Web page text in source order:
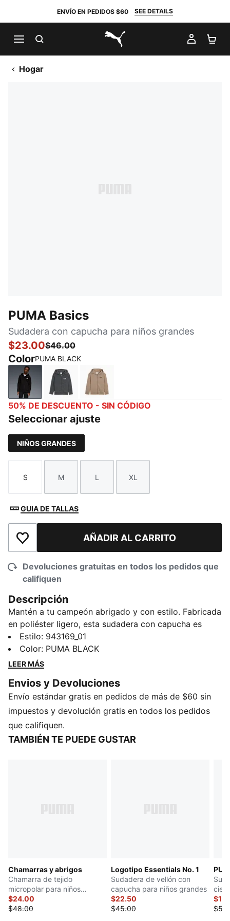
ENVÍO EN PEDIDOS $60 SEE DETAILS
PUMA.com
MI
Hogar
PUMA Basics
Sudadera con capucha para niños grandes
$23.00$46.00
ColorPUMA BLACK
PUMA BLACKCHARCOAL HEATHER
ICE COFFEE
50% DE DESCUENTO - SIN CÓDIGO
Seleccionar ajuste
NIÑOS GRANDES
Talla
S
Talla
M
Talla
L
Talla
XL
GUIA DE TALLAS
Añadir a la lista de deseosAÑADIR AL CARRITO
Devoluciones gratuitas en todos los pedidos que
califiquen
Descripción
Mantén a tu campeón abrigado y con estilo. Fabricada
en poliéster ligero, esta sudadera con capucha es
perfecta para llevarla con otras prendas durante los
partidos de fútbol matutinos o las salidas
extraescolares. Diseñada para el movimiento y repleta
envuelta en comodidad para el día a día. ¡Listo para
todas sus aventuras!
Estilo: 943169_01
Color: PUMA BLACK
LEER MÁS
Envios y Devoluciones
Envío estándar gratis en pedidos de más de $60 sin
impuestos y devolución gratis en todos los pedidos
que califiquen.
TAMBIÉN TE PUEDE GUSTAR
Chamarras y abrigos
Chamarra de tejido
micropolar para niños
grandes
$24.00
$48.00
Logotipo Essentials No. 1
Sudadera de vellón con
capucha para niños grandes
$22.50
$45.00